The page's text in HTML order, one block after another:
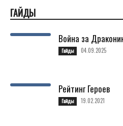
ГАЙДЫ
Война за
Гайды 04.09.2025
Рейтинг Героев
Гайды 19.02.2021